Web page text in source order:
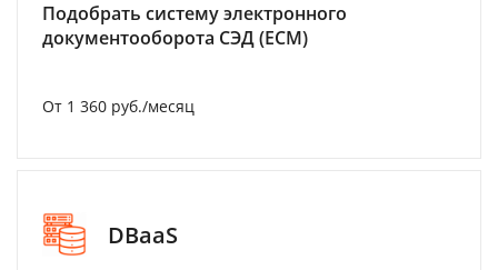
Подобрать систему электронного
документооборота СЭД (ECM)
От 1 360 руб./месяц
DBaaS